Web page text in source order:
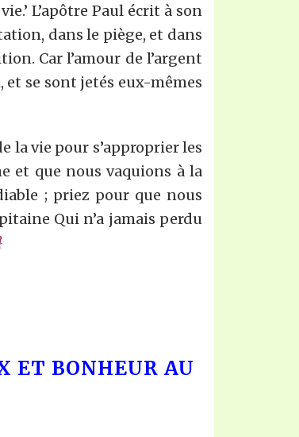
L’apôtre Paul écrit à son
dans le piège, et dans
Car l’amour de l’argent
et se sont jetés eux-mêmes
la vie pour s’approprier les
et que nous vaquions à la
; priez pour que nous
Qui n’a jamais perdu
ET BONHEUR AU